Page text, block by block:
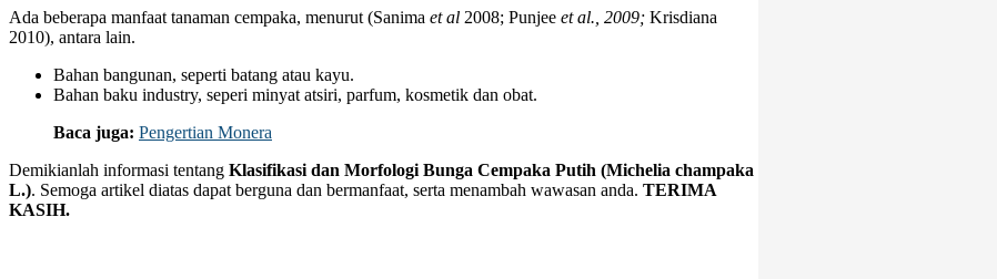
Ada beberapa manfaat tanaman cempaka, menurut (Sanima et al 2008; Punjee et al., 2009; Krisdiana
2010), antara lain.
Bahan bangunan, seperti batang atau kayu.
Bahan baku industry, seperi minyat atsiri, parfum, kosmetik dan obat.
Baca juga: Pengertian Monera
Demikianlah informasi tentang Klasifikasi dan Morfologi Bunga Cempaka Putih (Michelia champaka
L.). Semoga artikel diatas dapat berguna dan bermanfaat, serta menambah wawasan anda. TERIMA
KASIH.